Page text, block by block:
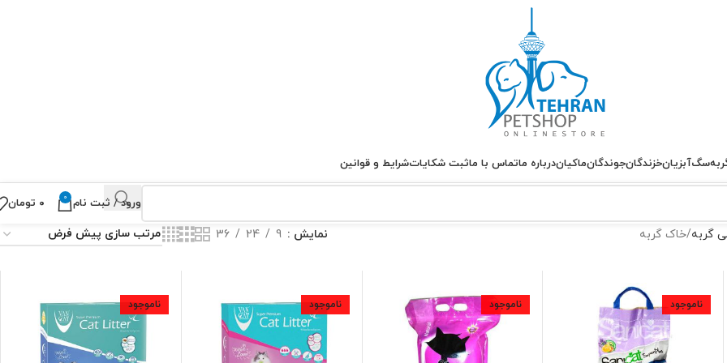
سگآبزیانخزندگانجوندگانماکیاندرباره ماتماس با ماثبت شکایاتشرایط و قوانین
ورود / ثبت نام 0 ۰ تومان
گربه خاک گربه نمایش 9
24
36
ناموجود ناموجود ناموجود ناموجود